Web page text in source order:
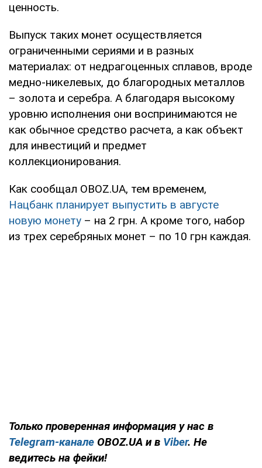
ценность.
Выпуск таких монет осуществляется
ограниченными сериями и в разных
материалах: от недрагоценных сплавов, вроде
медно-никелевых, до благородных металлов
– золота и серебра. А благодаря высокому
уровню исполнения они воспринимаются не
как обычное средство расчета, а как объект
для инвестиций и предмет
коллекционирования.
Как сообщал OBOZ.UA, тем временем,
Нацбанк планирует выпустить в августе
новую монету – на 2 грн. А кроме того, набор
из трех серебряных монет – по 10 грн каждая.
Только проверенная информация у нас в
Telegram-канале OBOZ.UA и в Viber. Не
ведитесь на фейки!